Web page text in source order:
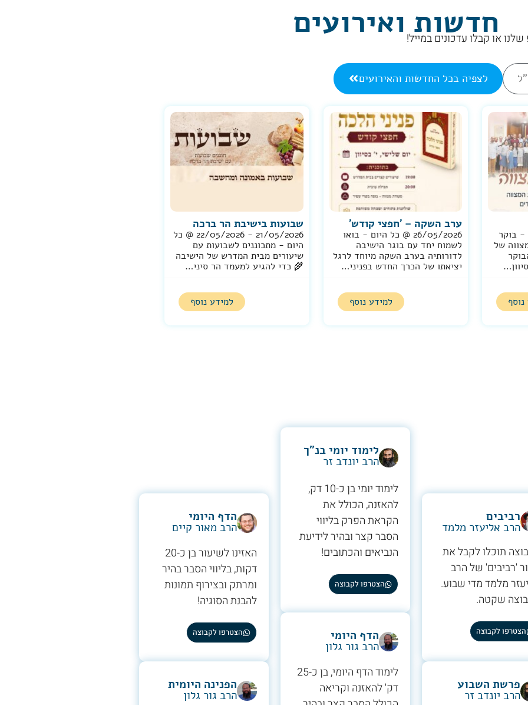
חדשות ואירועים
או קבלו עדכונים במייל!
לצפיה בכל החדשות והאירועים
- בוקר
של
ערב השקה – 'חפצי קודש'
26/05/2026 @ כל היום - בואו
לשמוח יחד עם בוגר הישיבה
לדורותיה בערב השקה מיוחד לרגל
יציאתו של הכרך החדש בפניני…
למידע נוסף
שבועות בישיבת הר ברכה
21/05/2026 - 22/05/2026 @ כל
היום - מתכוננים לשבועות עם
שיעורים מבית המדרש של הישיבה
🌾 כדי להגיע למעמד הר סיני…
למידע נוסף
רביבים
הרב אליעזר מלמד
תוכלו לקבל את
'רביבים' של הרב
מלמד מדי שבוע.
שקטה.
הצטרפו לקבוצה
פרשת השבוע
הרב יונדב זר
לימוד יומי בנ"ך
הרב יונדב זר
לימוד יומי בן כ-10 דק,
להאזנה, הכולל את
הקראת הפרק בליווי
הסבר קצר ובהיר לידיעת
הנביאים והכתובים!
הצטרפו לקבוצה
הדף היומי
הרב גור גלון
לימוד הדף היומי, בן כ-25
דק' להאזנה וקריאה
הדף היומי
הרב מאור קיים
האזינו לשיעור בן כ-20
דקות, בליווי הסבר בהיר
ומרתק ובצירוף תמונות
להבנת הסוגיה!
הצטרפו לקבוצה
הפנינה היומית
הרב גור גלון